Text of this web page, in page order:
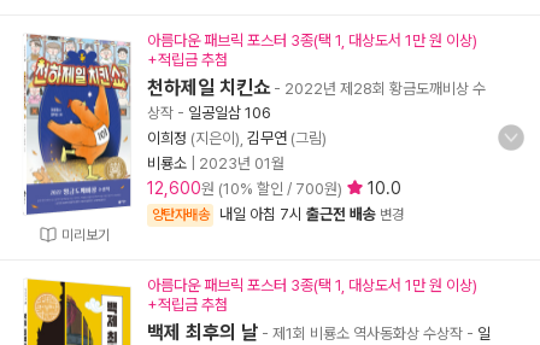
미리보기
아름다운 패브릭 포스터 3종(택 1, 대상도서 1만 원 이상)
+적립금 추첨
천하제일 치킨쇼- 2022년 제28회 황금도깨비상 수
상작 - 일공일삼 106
이희정 (지은이), 김무연 (그림)
비룡소
2023년 01월
12,600원 (10% 할인 / 700원) 10.0
양탄자배송 내일 아침 7시 출근전 배송 변경
아름다운 패브릭 포스터 3종(택 1, 대상도서 1만 원 이상)
+적립금 추첨
백제 최후의 날 - 제1회 비룡소 역사동화상 수상작 - 일